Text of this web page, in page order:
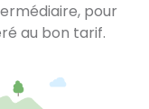
pour
au bon tarif.